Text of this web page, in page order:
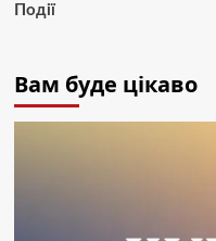
Події
Вам буде цікаво